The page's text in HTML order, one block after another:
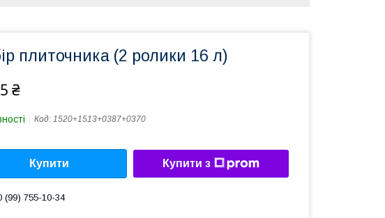
плиточника (2 ролики 16 л)
₴
Код: 1520+1513+0387+0370
Купити Купити з
(99) 755-10-34